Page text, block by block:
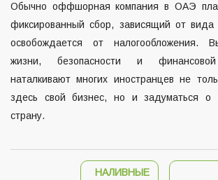
Обычно оффшорная компания в ОАЭ
фиксированный сбор, зависящий от вида
освобождается от налогообложения.
жизни, безопасности и финансовой
наталкивают многих иностранцев не
здесь свой бизнес, но и задуматься о
страну.
НАЛИВНЫЕ